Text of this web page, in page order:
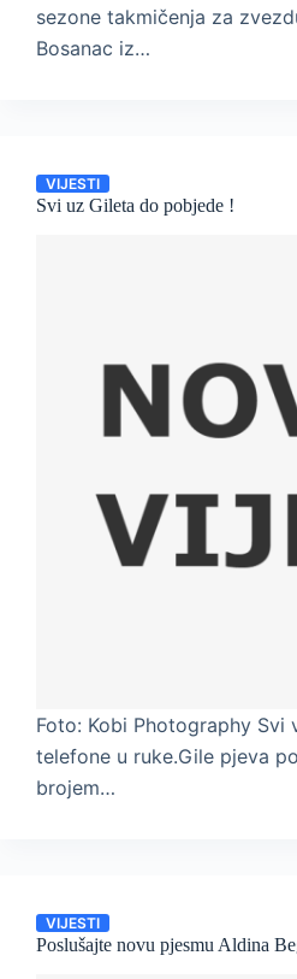
sezone takmičenja za
Bosanac iz…
VIJESTI
Svi uz Gileta do pobjede !
Foto: Kobi Photography Svi
telefone u ruke.Gile pjeva
brojem…
VIJESTI
Poslušajte novu pjesmu Aldina